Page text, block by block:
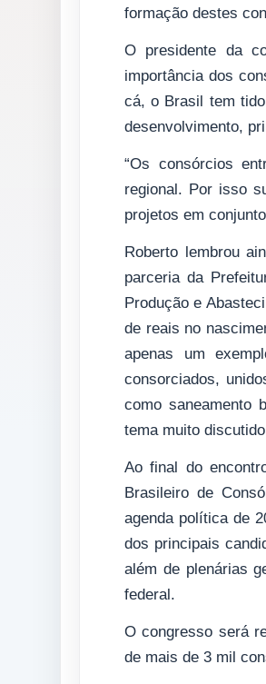
formação destes
O presidente da
importância dos
cá, o Brasil tem
desenvolvimento,
“Os consórcios
regional. Por isso
projetos em co
Roberto lembrou
parceria da
Produção e
de reais no
apenas um
consorciados,
como saneamento
tema muito
Ao final do
Brasileiro de
agenda política de
dos principais
além de plenárias
federal.
O congresso será
de mais de 3 mil